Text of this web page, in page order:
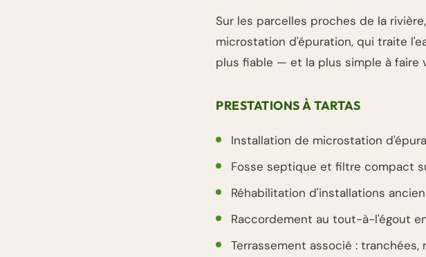
Sur les parcelles proches de la
microstation d'épuration, qui traite
plus fiable — et la plus simple à faire
PRESTATIONS À TARTAS
Installation de microstation
Fosse septique et filtre compact
Réhabilitation d'installations
Raccordement au tout-à-l'égout
Terrassement associé : tranchées,